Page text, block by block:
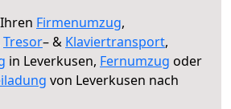
Firmenumzug,
Tresor– & Klaviertransport,
in Leverkusen, Fernumzug oder
von Leverkusen nach